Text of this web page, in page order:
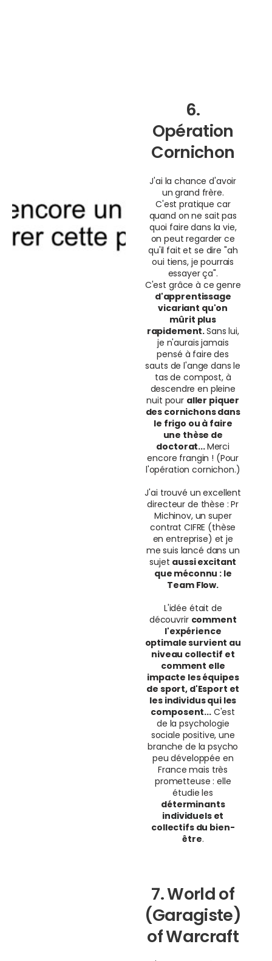
6.
Opération
Cornichon
J'ai la chance d'avoir
un grand frère.
C'est pratique car
quand on ne sait pas
quoi faire dans la vie,
on peut regarder ce
qu'il fait et se dire "ah
oui tiens, je pourrais
essayer ça".
C'est grâce à ce genre
d'apprentissage
vicariant qu'on
mûrit plus
rapidement.Sans lui,
je n'aurais jamais
pensé à faire des
sauts de l'ange dans le
tas de compost, à
descendre en pleine
nuit pour aller piquer
des cornichons dans
le frigo ou à faire
une thèse de
doctorat...Merci
encore frangin ! (Pour
l'opération cornichon.)
J'ai trouvé un excellent
directeur de thèse : Pr
Michinov, un super
contrat CIFRE (thèse
en entreprise) et je
me suis lancé dans un
sujet aussi excitant
que méconnu : le
Team Flow.
L'idée était de
découvrir comment
l'expérience
optimale survient au
niveau collectif et
comment elle
impacte les équipes
de sport, d'Esport et
les individus qui les
composent...C'est
de la psychologie
sociale positive, une
branche de la psycho
peu développée en
France mais très
prometteuse : elle
étudie les
déterminants
individuels et
collectifs du bien-
être.
7. World of
(Garagiste)
of Warcraft